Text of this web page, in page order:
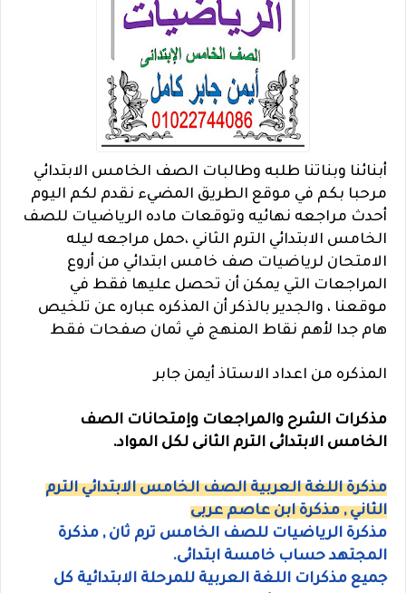
أبنائنا وبناتنا طلبه وطالبات الصف الخامس الابتدائي
مرحبا بكم في موقع الطريق المضيء نقدم لكم اليوم
أحدث مراجعه نهائيه وتوقعات ماده الرياضيات للصف
الخامس الابتدائي الترم الثاني ،حمل مراجعه ليله
الامتحان لرياضيات صف خامس ابتدائي من أروع
المراجعات التي يمكن أن تحصل عليها فقط في
موقعنا ، والجدير بالذكر أن المذكره عباره عن تلخيص
هام جدا لأهم نقاط المنهج في ثمان صفحات فقط
المذكره من اعداد الاستاذ أيمن جابر
مذكرات الشرح والمراجعات وإمتحانات الصف
الخامس الابتدائى الترم الثانى لكل المواد.
مذكرة اللغة العربية الصف الخامس الابتدائي الترم
الثاني , مذكرة ابن عاصم عربى
مذكرة الرياضيات للصف الخامس ترم ثان , مذكرة
المجتهد حساب خامسة ابتدائى.
جميع مذكرات اللغة العربية للمرحلة الابتدائية كل